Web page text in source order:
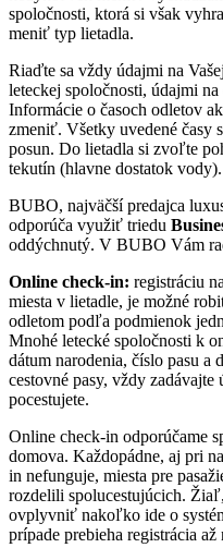
spoločnosti, ktorá si však
meniť typ lietadla.
Riaďte sa vždy údajmi na
leteckej spoločnosti, údajmi
Informácie o časoch odletov
zmeniť. Všetky uvedené časy
posun. Do lietadla si zvoľte
tekutín (hlavne dostatok vody).
BUBO, najväčší predajca
odporúča využiť triedu
oddýchnutý. V BUBO Vám
Online check-in: registráciu
miesta v lietadle, je možné
odletom podľa podmienok
Mnohé letecké spoločnosti k
dátum narodenia, číslo pasu a
cestovné pasy, vždy
pocestujete.
Online check-in odporúčame
domova. Každopádne, aj pri
in nefunguje, miesta pre
rozdelili spolucestujúcich.
ovplyvniť nakoľko ide o
prípade prebieha registrácia